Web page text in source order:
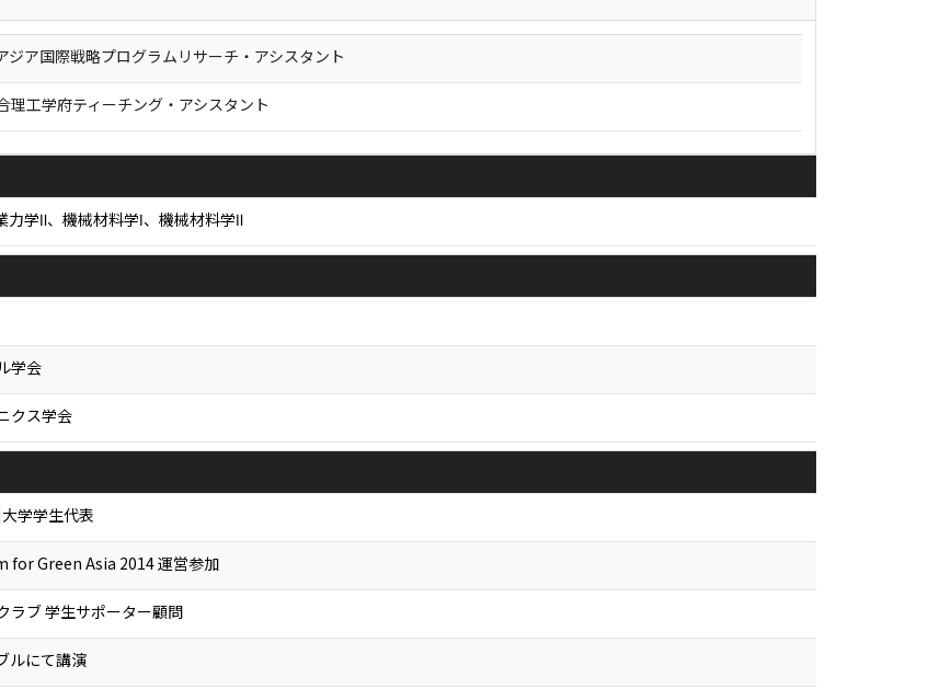
ジア国際戦略プログラムリサーチ・アシスタント
理工学府ティーチング・アシスタント
学Ⅱ、機械材料学Ⅰ、機械材料学Ⅱ
学会
クス学会
学学生代表
Green Asia 2014 運営参加
ラブ 学生サポーター顧問
ルにて講演